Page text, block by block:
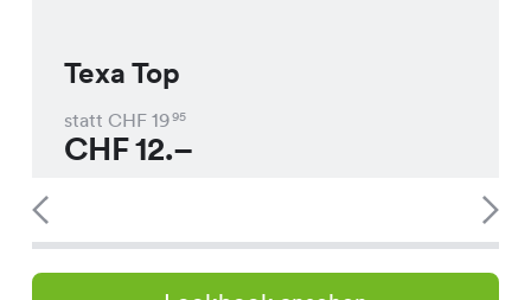
Texa Top
statt CHF 1995
CHF12.–